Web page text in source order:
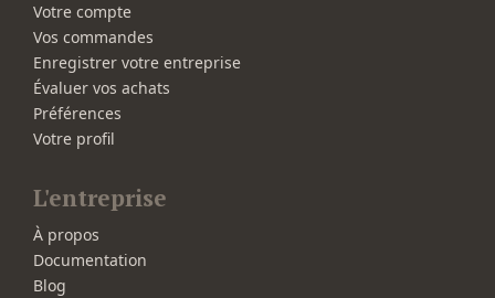
Votre compte
Vos commandes
Enregistrer votre entreprise
Évaluer vos achats
Préférences
Votre profil
L'entreprise
À propos
Documentation
Blog